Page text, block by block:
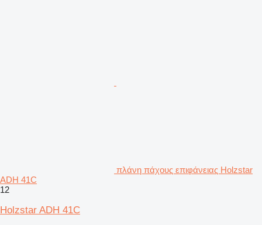
πλάνη πάχους επιφάνειας Holzstar
ADH 41C
12
Holzstar ADH 41C